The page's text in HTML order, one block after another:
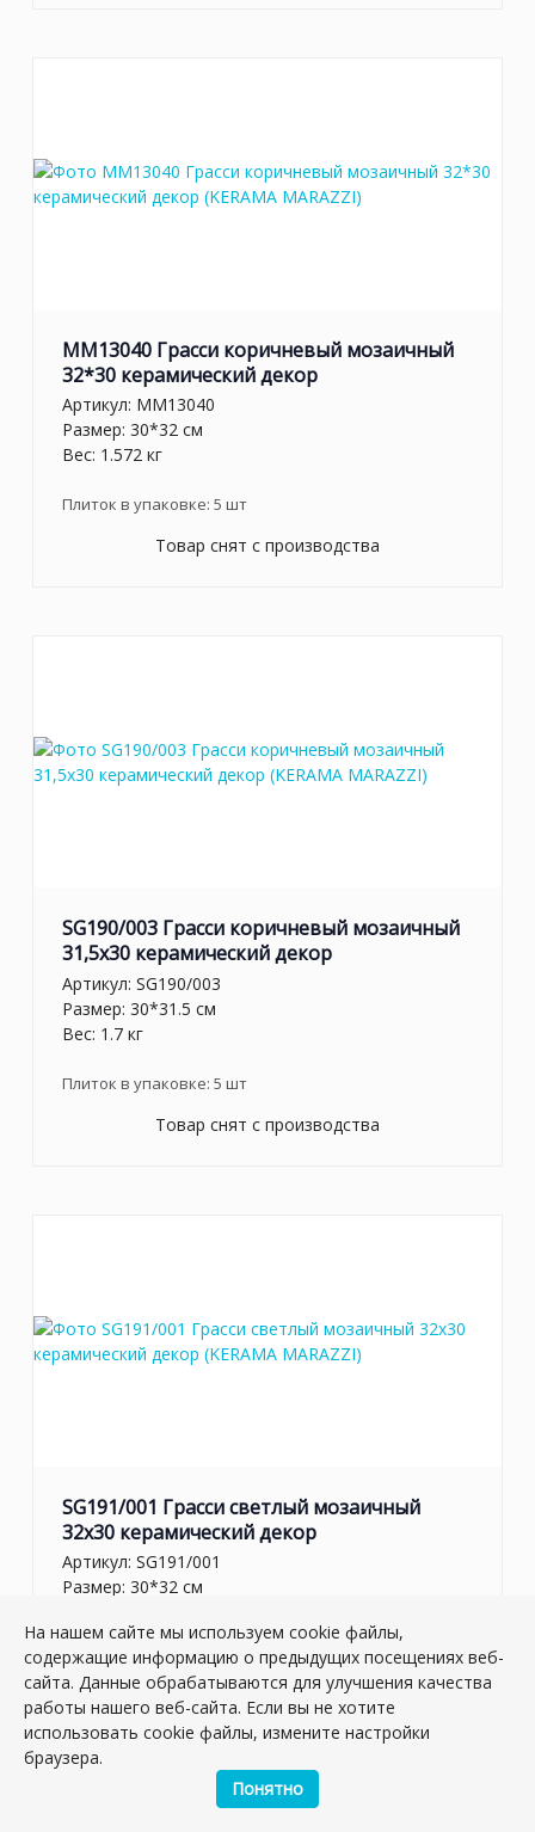
MM13040 Грасси коричневый мозаичный
32*30 керамический декор
Артикул: MM13040
Размер: 30*32 см
Вес: 1.572 кг
Плиток в упаковке: 5 шт
Товар снят с производства
SG190/003 Грасси коричневый мозаичный
31,5x30 керамический декор
Артикул: SG190/003
Размер: 30*31.5 см
Вес: 1.7 кг
Плиток в упаковке: 5 шт
Товар снят с производства
SG191/001 Грасси светлый мозаичный
32x30 керамический декор
Артикул: SG191/001
Размер: 30*32 см
Плиток в упаковке:5шт
Товар снят с производства
На нашем сайте мы используем cookie файлы,
содержащие информацию о предыдущих посещениях веб-
сайта. Данные обрабатываются для улучшения качества
работы нашего веб-сайта. Если вы не хотите
использовать cookie файлы, измените настройки
браузера.
Понятно